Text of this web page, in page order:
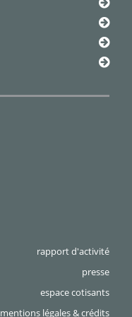
rapport d'activité
presse
espace cotisants
mentions légales & crédits